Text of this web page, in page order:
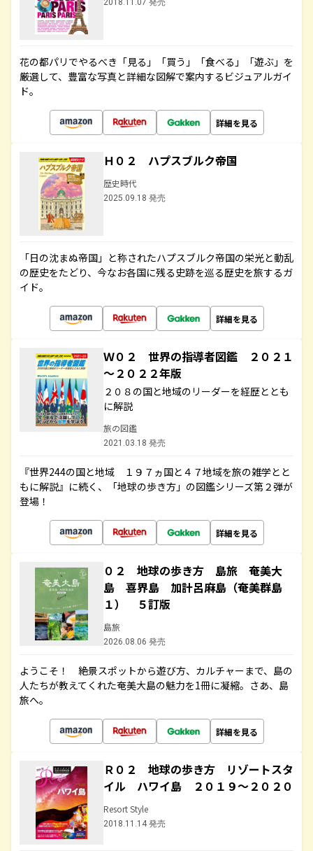
2018.11.07 発売
花の都パリでやるべき「見る」「買う」「食べる」「遊ぶ」を
厳選して、豊富な写真と詳細な図解で案内するビジュアルガイ
ド。
詳細を見る
Ｈ０２ ハプスブルク帝国
歴史時代
2025.09.18 発売
「日の沈まぬ帝国」と称されたハプスブルク帝国の栄光と動乱
の歴史をたどり、今なお各国に残る史跡を巡る歴史を旅するガ
イド。
詳細を見る
Ｗ０２ 世界の指導者図鑑 ２０２１
～２０２２年版
２０８の国と地域のリーダーを経歴ととも
に解説
旅の図鑑
2021.03.18 発売
『世界244の国と地域 １９７ヵ国と４７地域を旅の雑学とと
もに解説』に続く、「地球の歩き方」の図鑑シリーズ第２弾が
登場！
詳細を見る
０２ 地球の歩き方 島旅 奄美大
島 喜界島 加計呂麻島（奄美群島
１） ５訂版
島旅
2026.08.06 発売
ようこそ！ 絶景スポットから遊び方、カルチャーまで、島の
人たちが教えてくれた奄美大島の魅力を1冊に凝縮。さあ、島
旅へ。
詳細を見る
Ｒ０２ 地球の歩き方 リゾートスタ
イル ハワイ島 ２０１９～２０２０
Resort Style
2018.11.14 発売